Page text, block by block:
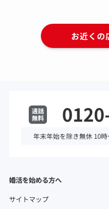
お近くの
年末年始を除き無休 10
婚活を始める方へ
サイトマップ